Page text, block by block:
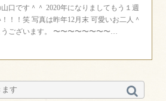
口です＾＾ 2020年になりましてもう１週
！！笑 写真は昨年12月末 可愛いお二人＾
ございます。 〜〜〜〜〜〜〜〜…